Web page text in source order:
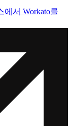
에서 Workato를